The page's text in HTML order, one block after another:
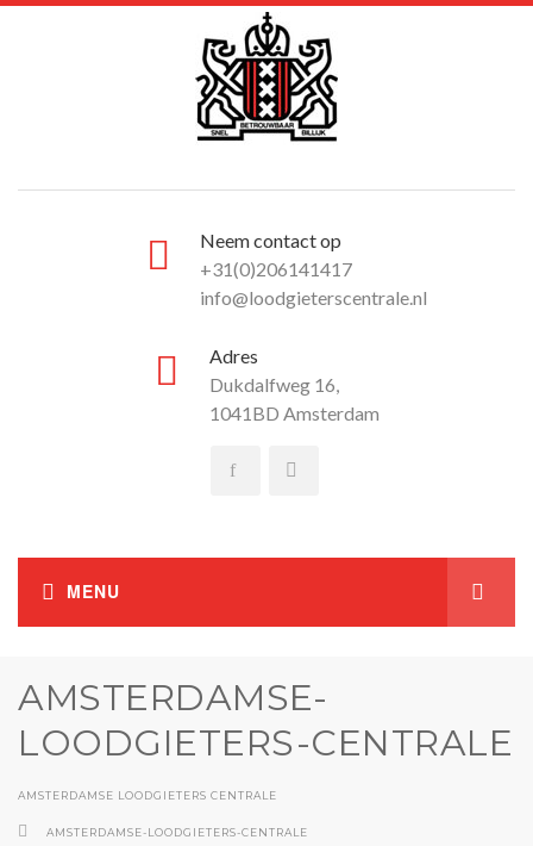
Neem contact op
+31(0)206141417
info@loodgieterscentrale.nl
Adres
Dukdalfweg 16,
1041BD Amsterdam
AMSTERDAMSE-
LOODGIETERS-CENTRALE
AMSTERDAMSE LOODGIETERS CENTRALE
AMSTERDAMSE-LOODGIETERS-CENTRALE